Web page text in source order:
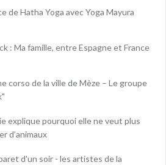
de Hatha Yoga avec Yoga Mayura
: Ma famille, entre Espagne et France
corso de la ville de Mèze – Le groupe
explique pourquoi elle ne veut plus
d’animaux
d'un soir - les artistes de la